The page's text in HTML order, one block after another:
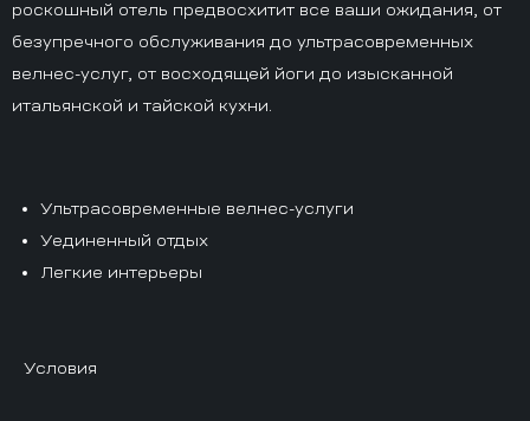
роскошный отель предвосхитит все ваши ожидания, от
безупречного обслуживания до ультрасовременных
велнес-услуг, от восходящей йоги до изысканной
итальянской и тайской кухни.
Ультрасовременные велнес-услуги
Уединенный отдых
Легкие интерьеры
Условия